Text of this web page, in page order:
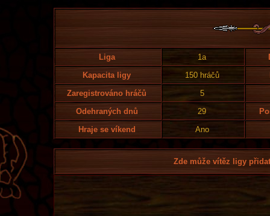
Liga 1a
Kapacita ligy
150 hráčů
Zaregistrováno hráčů
5
Odehraných dnů
29
Hraje se víkend
Ano
Zde může vítěz ligy